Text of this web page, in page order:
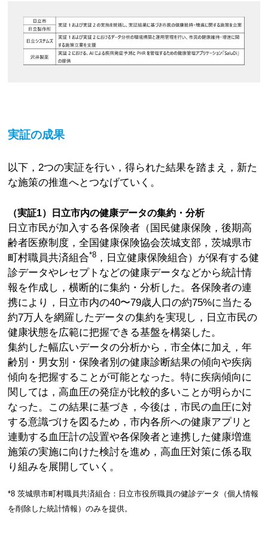
実証の成果
以下，2つの実証を行い，得られた結果を踏まえ，新た
な施策の推進へとつなげていく。
（実証1）日立市内の健康データの集約・分析
日立市民が加入する各保険者（国民健康保険，後期高
齢者医療制度，全国健康保険協会茨城支部，茨城県市
町村職員共済組合*8 ，日立健康保険組合）が保有する健
診データやレセプトなどの健康データなどから統計情
報を作成し，横断的に集約・分析した。各保険者の連
携により，日立市内の40〜79歳人口の約75%に当たる
約7万人を網羅したデータの集約を実現し，日立市民の
健康状態を広範に把握できる基盤を構築した。
集約した幅広いデータの分析から，市全体に加え，年
齢別・男女別・保険者別の健康診断結果の傾向や疾病
傾向を把握することが可能となった。特に疾病傾向に
関しては，高血圧の発症が比較的多いことが明らかに
なった。この結果に基づき，今後は，市民の血圧に対
する意識づけを図るため，市内各所への健康アプリと
連動する血圧計の設置や各保険者と連携した健康増進
施策の実施に向けた検討を進め，高血圧対策に係る取
り組みを展開していく。
*8 茨城県市町村職員共済組合：日立市役所職員の健診データ（個人情報
を削除した統計情報）のみを提供。